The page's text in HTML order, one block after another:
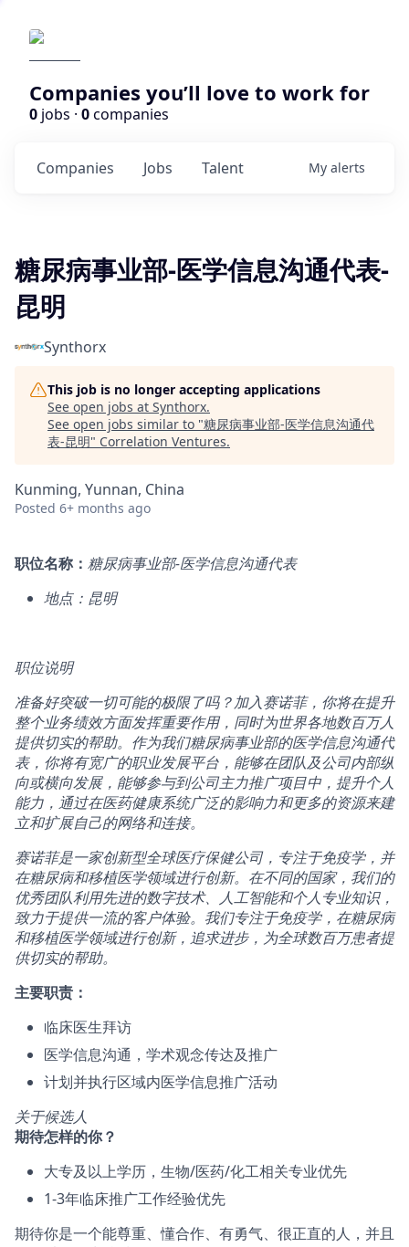
Companies you’ll love to work for
0 jobs · 0companies
Jobs
Companies Talent My alerts
糖尿病事业部-医学信息沟通代表-
昆明
Synthorx
This job is no longer accepting applications
See open jobs at Synthorx.
See open jobs similar to "糖尿病事业部-医学信息沟通代
表-昆明" Correlation Ventures.
Kunming, Yunnan, China
Posted 6+ months ago
职位名称： 糖尿病事业部-医学信息沟通代表
地点：昆明
职位说明
准备好突破一切可能的极限了吗？加入赛诺菲，你将在提升
整个业务绩效方面发挥重要作用，同时为世界各地数百万人
提供切实的帮助。作为我们糖尿病事业部的医学信息沟通代
表，你将有宽广的职业发展平台，能够在团队及公司内部纵
向或横向发展，能够参与到公司主力推广项目中，提升个人
能力，通过在医药健康系统广泛的影响力和更多的资源来建
立和扩展自己的网络和连接。
赛诺菲是一家创新型全球医疗保健公司，专注于免疫学，并
在糖尿病和移植医学领域进行创新。在不同的国家，我们的
优秀团队利用先进的数字技术、人工智能和个人专业知识，
致力于提供一流的客户体验。我们专注于免疫学，在糖尿病
和移植医学领域进行创新，追求进步，为全球数百万患者提
供切实的帮助。
主要职责：
临床医生拜访
医学信息沟通，学术观念传达及推广
计划并执行区域内医学信息推广活动
关于候选人
期待怎样的你？
大专及以上学历，生物/医药/化工相关专业优先
1-3年临床推广工作经验优先
期待你是一个能尊重、懂合作、有勇气、很正直的人，并且